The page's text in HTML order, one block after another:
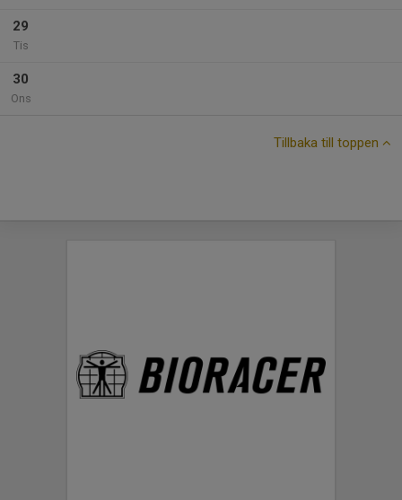
29
Tis
30
Ons
Tillbaka till toppen